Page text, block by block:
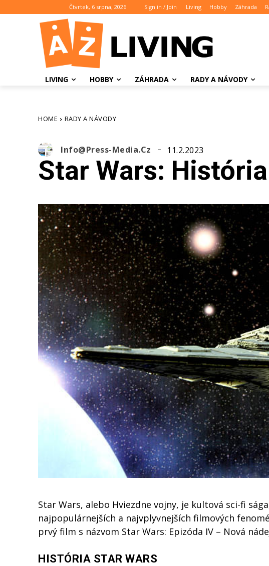
Čtvrtek, 6 srpna, 2026 Sign in / Join Living Hobby Záhrada
LIVING HOBBY ZÁHRADA RADY A NÁVODY
HOME RADY A NÁVODY
Info@press-Media.cz 11.2.2023
Star Wars:
Star Wars, alebo Hviezdne vojny, je kultová sci-fi
najpopulárnejších a najvplyvnejších filmových
prvý film s názvom Star Wars: Epizóda IV – Nová
HISTÓRIA STAR WARS